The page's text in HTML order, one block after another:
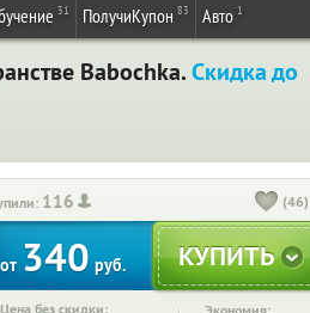
31 ПолучиКупон 83 Авто 1
Babochka.Скидка до
116 (46)
от340руб.